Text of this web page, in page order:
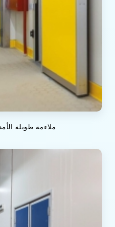
ملاءمة طويلة